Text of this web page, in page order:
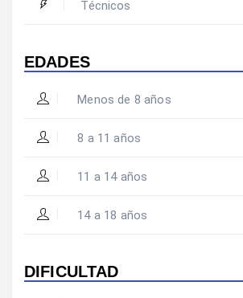
Técnicos
EDADES
Menos de 8 años
8 a 11 años
11 a 14 años
14 a 18 años
DIFICULTAD